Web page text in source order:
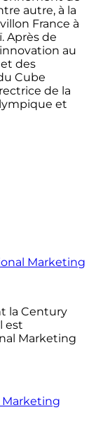
autre, à la
France à
Après de
au
des
Cube
de la
et
Marketing
la Century
est
Marketing
Marketing